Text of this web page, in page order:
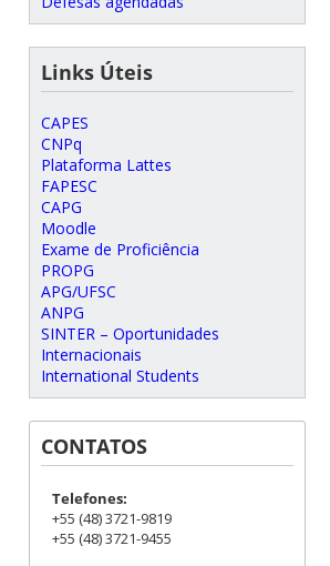
Links Úteis
CAPES
CNPq
Plataforma Lattes
FAPESC
CAPG
Moodle
Exame de Proficiência
PROPG
APG/UFSC
ANPG
SINTER – Oportunidades
Internacionais
International Students
CONTATOS
Telefones:
+55 (48) 3721-9819
+55 (48) 3721-9455